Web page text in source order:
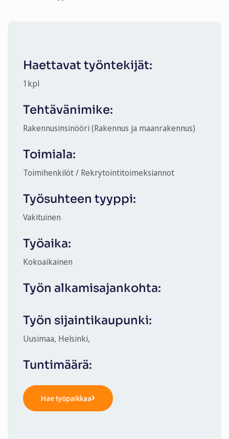
Haettavat työntekijät:
1 kpl
Tehtävänimike:
Rakennusinsinööri (Rakennus ja maanrakennus)
Toimiala:
Toimihenkilöt / Rekrytointitoimeksiannot
Työsuhteen tyyppi:
Vakituinen
Työaika:
Kokoaikainen
Työn alkamisajankohta:
Työn sijaintikaupunki:
Uusimaa, Helsinki,
Tuntimäärä:
Hae työpaikkaa